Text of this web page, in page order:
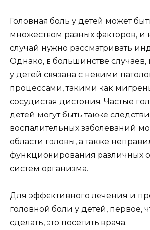
Головная боль у детей может
множеством разных факторов, и
случай нужно рассматривать
Однако, в большинстве случаев,
у детей связана с некими
процессами, такими как
сосудистая дистония. Частые
детей могут быть также
воспалительных заболеваний
области головы, а также
функционирования различных
систем организма.
Для эффективного лечения и
головной боли у детей, первое,
сделать, это посетить врача.